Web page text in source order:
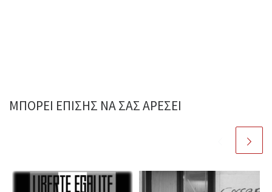
ΜΠΟΡΕΊ ΕΠΊΣΗΣ ΝΑ ΣΑΣ ΑΡΈΣΕΙ